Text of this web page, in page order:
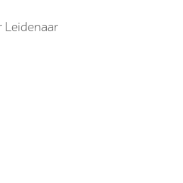
Leidenaar